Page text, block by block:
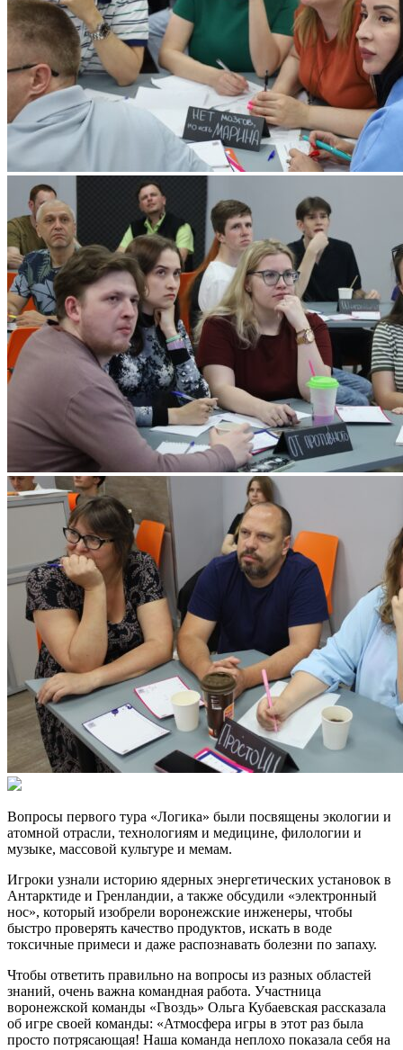
Вопросы первого тура «Логика» были посвящены экологии и
атомной отрасли, технологиям и медицине, филологии и
музыке, массовой культуре и мемам.
Игроки узнали историю ядерных энергетических установок в
Антарктиде и Гренландии, а также обсудили «электронный
нос», который изобрели воронежские инженеры, чтобы
быстро проверять качество продуктов, искать в воде
токсичные примеси и даже распознавать болезни по запаху.
Чтобы ответить правильно на вопросы из разных областей
знаний, очень важна командная работа. Участница
воронежской команды «Гвоздь» Ольга Кубаевская рассказала
об игре своей команды: «Атмосфера игры в этот раз была
просто потрясающая! Наша команда неплохо показала себя на